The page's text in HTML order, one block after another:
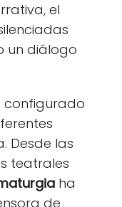
el
un diálogo
configurado
Desde las
teatrales
ha
de